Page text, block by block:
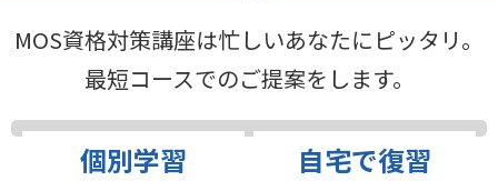
MOS資格対策講座は忙しいあなたにピッタリ。
最短コースでのご提案をします。
個別学習 自宅で復習